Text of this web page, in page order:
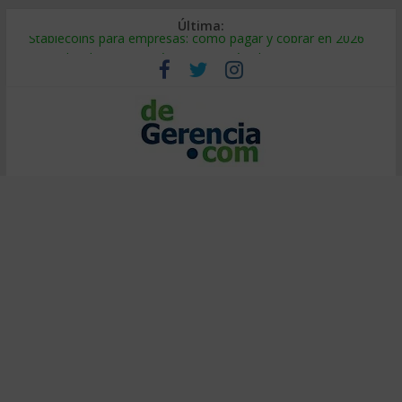
Última:
Stablecoins para empresas: cómo pagar y cobrar en 2026
Despido silencioso: qué es y por qué sale tan caro
IA en selección de personal: cómo auditarla a tiempo
Trabajo forzoso en la cadena de suministro: qué hacer
Mercado hispano de EE. UU.: cómo segmentarlo y venderle